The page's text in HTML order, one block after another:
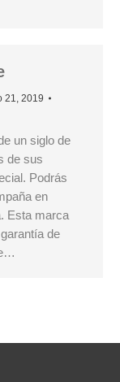
21, 2019
un siglo de
de sus
Podrás
en
Esta marca
de